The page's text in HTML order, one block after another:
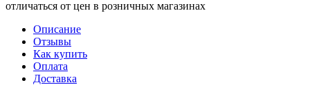
отличаться от цен в розничных магазинах
Описание
Отзывы
Как купить
Оплата
Доставка